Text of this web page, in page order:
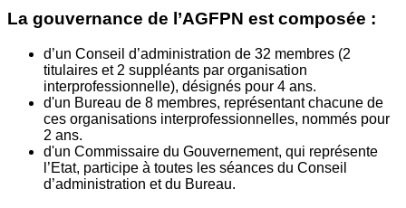
La gouvernance de l’AGFPN est composée :
d’un Conseil d’administration de 32 membres (2
titulaires et 2 suppléants par organisation
interprofessionnelle), désignés pour 4 ans.
d'un Bureau de 8 membres, représentant chacune de
ces organisations interprofessionnelles, nommés pour
2 ans.
d'un Commissaire du Gouvernement, qui représente
l’Etat, participe à toutes les séances du Conseil
d’administration et du Bureau.